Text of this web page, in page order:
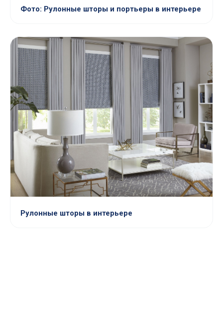
Фото: Рулонные шторы и портьеры в интерьере
Рулонные шторы в интерьере